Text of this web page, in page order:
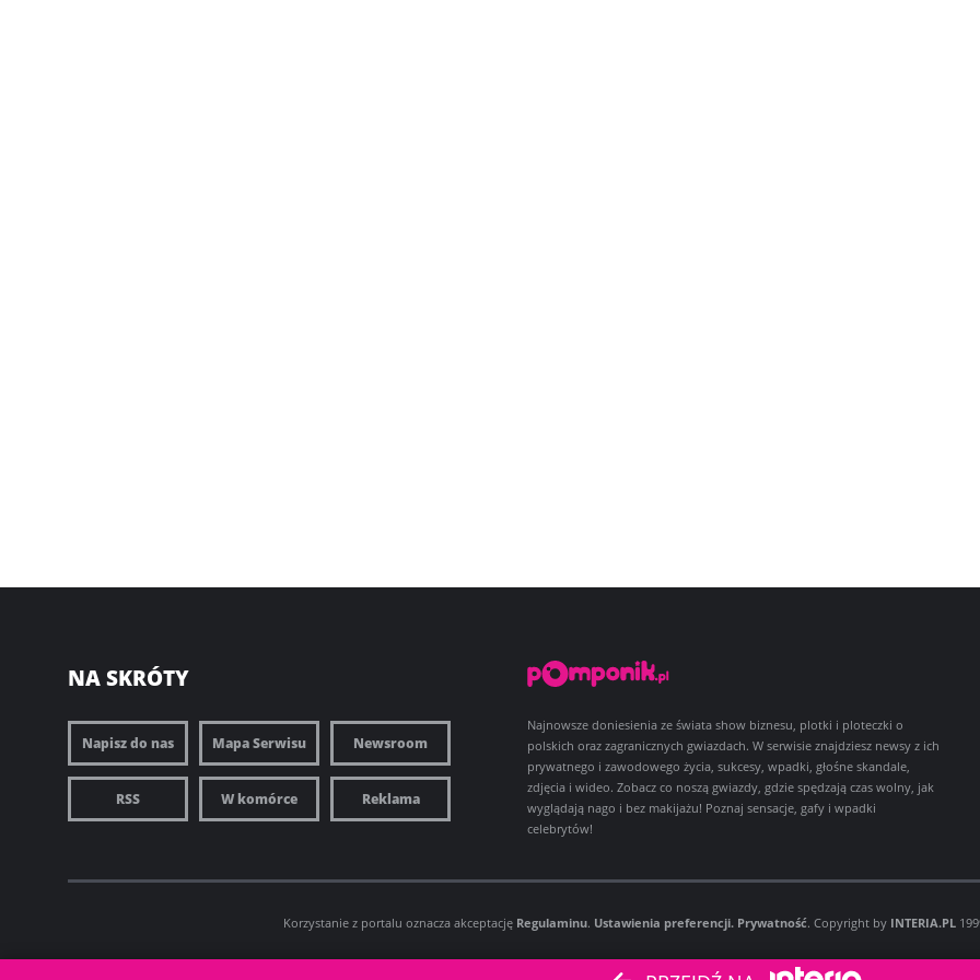
NA SKRÓTY
Napisz do nas Mapa Serwisu Newsroom
RSS W komórce Reklama
Najnowsze doniesienia ze świata show biznesu, plotki i ploteczki o
polskich oraz zagranicznych gwiazdach. W serwisie znajdziesz newsy z ich
prywatnego i zawodowego życia, sukcesy, wpadki, głośne skandale,
zdjęcia i wideo. Zobacz co noszą gwiazdy, gdzie spędzają czas wolny, jak
wyglądają nago i bez makijażu! Poznaj sensacje, gafy i wpadki
celebrytów!
Korzystanie z portalu oznacza akceptację Regulaminu. Ustawienia preferencji. Prywatność. Copyright by INTERIA.PL